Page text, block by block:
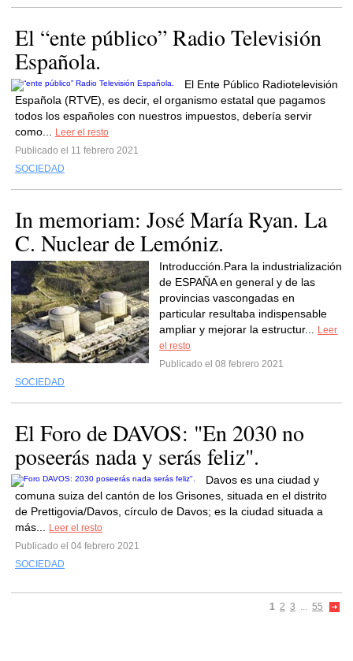
El “ente público” Radio Televisión
Española.
El Ente Público Radiotelevisión
Española (RTVE), es decir, el organismo estatal que pagamos
todos los españoles con nuestros impuestos, debería servir
como...
Leer el resto
Publicado el 11 febrero 2021
SOCIEDAD
In memoriam: José María Ryan. La
C. Nuclear de Lemóniz.
Introducción.Para la industrialización
de ESPAÑA en general y de las
provincias vascongadas en
particular resultaba indispensable
ampliar y mejorar la estructur...
Leer
el resto
Publicado el 08 febrero 2021
SOCIEDAD
El Foro de DAVOS: "En 2030 no
poseerás nada y serás feliz".
Davos es una ciudad y
comuna suiza del cantón de los Grisones, situada en el distrito
de Prettigovia/Davos, círculo de Davos; es la ciudad situada a
más...
Leer el resto
Publicado el 04 febrero 2021
SOCIEDAD
1 2 3 ... 55